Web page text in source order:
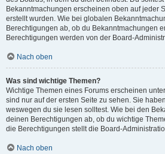
Bekanntmachungen erscheinen oben auf jeder
erstellt wurden. Wie bei globalen
Berechtigungen ab, ob du Bekanntmachungen
Berechtigungen werden von der Board-
Nach oben
Was sind wichtige Themen?
Wichtige Themen eines Forums erscheinen
sind nur auf der ersten Seite zu sehen. Sie
weswegen du sie lesen solltest. Wie bei den
deinen Berechtigungen ab, ob du wichtige
die Berechtigungen stellt die Board-
Nach oben